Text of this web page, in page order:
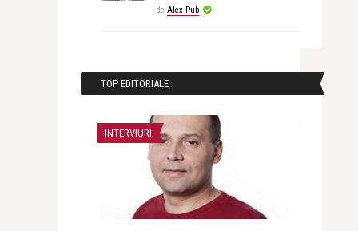
de Alex Pub
TOP EDITORIALE
INTERVIURI